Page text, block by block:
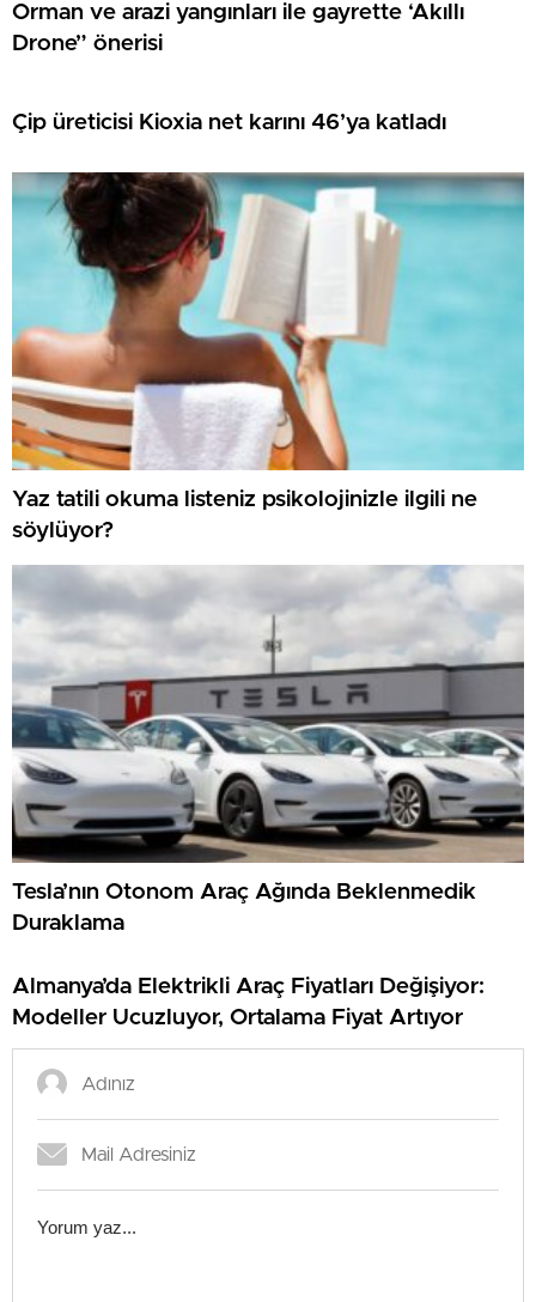
Orman ve arazi yangınları ile gayrette ‘Akıllı
Drone” önerisi
Çip üreticisi Kioxia net karını 46’ya katladı
Yaz tatili okuma listeniz psikolojinizle ilgili ne
söylüyor?
Tesla’nın Otonom Araç Ağında Beklenmedik
Duraklama
Almanya’da Elektrikli Araç Fiyatları Değişiyor:
Modeller Ucuzluyor, Ortalama Fiyat Artıyor